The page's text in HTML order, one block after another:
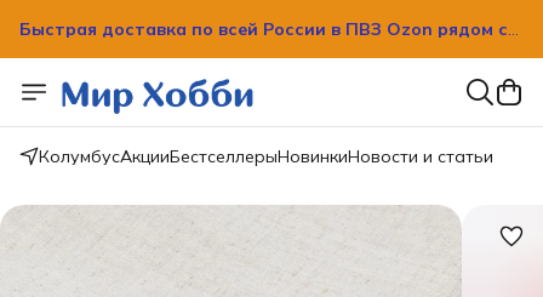
Быстрая доставка по всей России в ПВЗ Ozon рядом с
КолумбусАкцииБестселлерыНовинкиНовости и статьи